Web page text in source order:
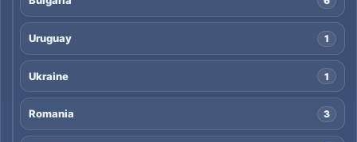
Uruguay 1
Ukraine 1
Romania 3